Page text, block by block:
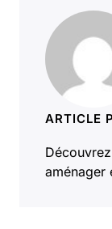
ARTICLE
aménager